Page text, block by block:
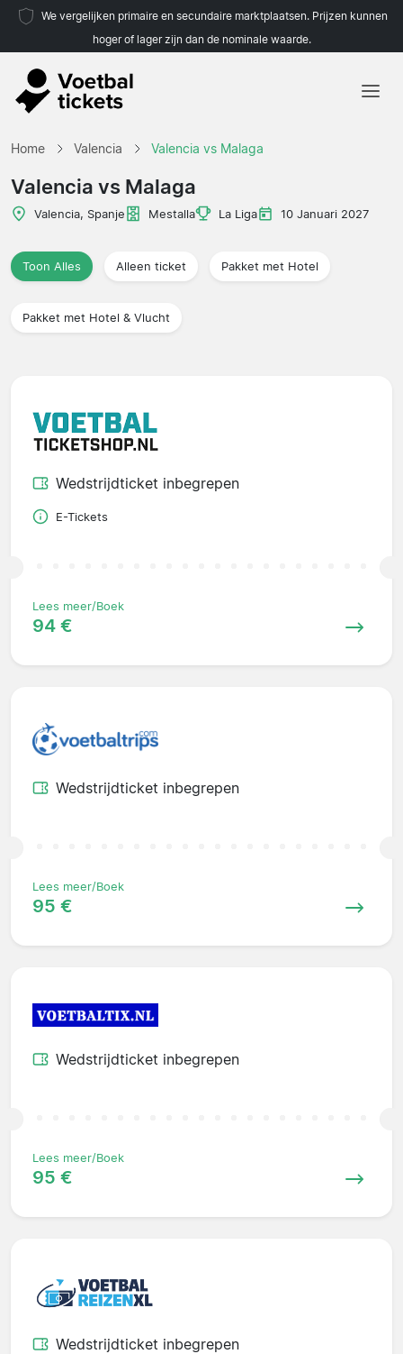
We vergelijken primaire en secundaire marktplaatsen. Prijzen kunnen
hoger of lager zijn dan de nominale waarde.
Competities
Home Valencia Valencia vs Malaga
Valencia vs Malaga
Valencia, Spanje Mestalla La Liga 10 Januari 2027
Toon Alles Alleen ticket Pakket met Hotel
Pakket met Hotel & Vlucht
Wedstrijdticket inbegrepen
E-Tickets
Lees meer/Boek
94 €
Wedstrijdticket inbegrepen
Lees meer/Boek
95 €
Wedstrijdticket inbegrepen
Lees meer/Boek
95 €
Wedstrijdticket inbegrepen